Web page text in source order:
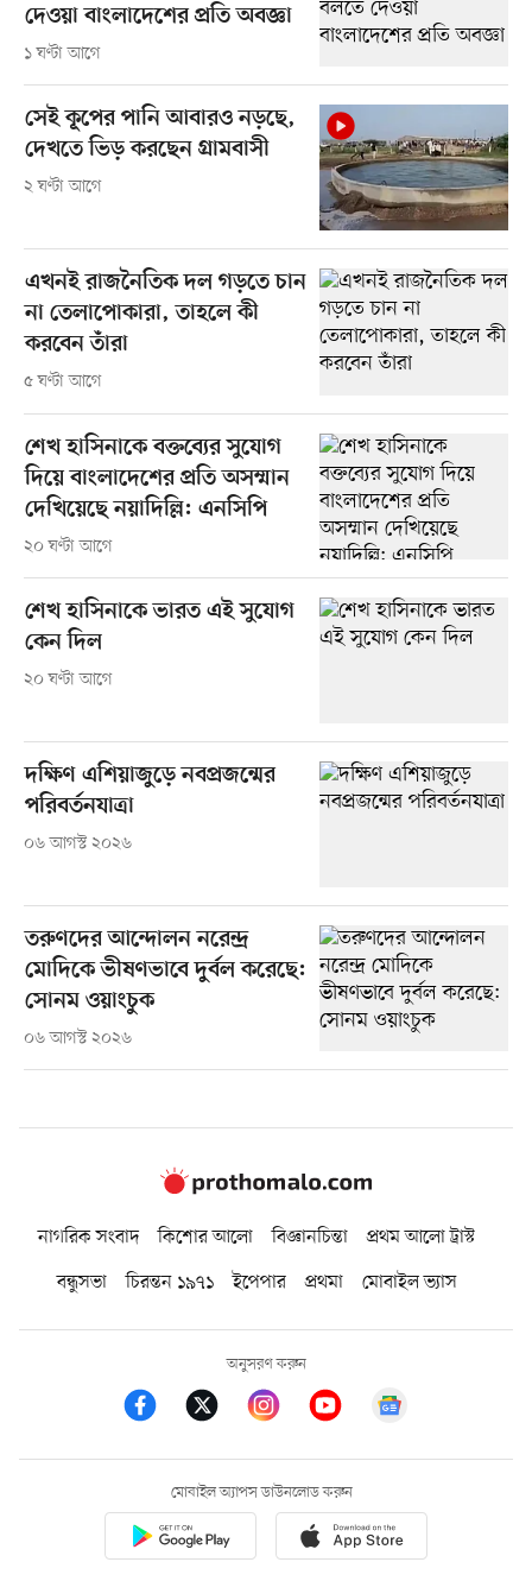
দেওয়া বাংলাদেশের প্রতি অবজ্ঞা
১ ঘণ্টা আগে
সেই কূপের পানি আবারও নড়ছে,
দেখতে ভিড় করছেন গ্রামবাসী
২ ঘণ্টা আগে
এখনই রাজনৈতিক দল গড়তে চান
না তেলাপোকারা, তাহলে কী
করবেন তাঁরা
৫ ঘণ্টা আগে
শেখ হাসিনাকে বক্তব্যের সুযোগ
দিয়ে বাংলাদেশের প্রতি অসম্মান
দেখিয়েছে নয়াদিল্লি: এনসিপি
২০ ঘণ্টা আগে
শেখ হাসিনাকে ভারত এই সুযোগ
কেন দিল
২০ ঘণ্টা আগে
দক্ষিণ এশিয়াজুড়ে নবপ্রজন্মের
পরিবর্তনযাত্রা
০৬ আগস্ট ২০২৬
তরুণদের আন্দোলন নরেন্দ্র
মোদিকে ভীষণভাবে দুর্বল করেছে:
সোনম ওয়াংচুক
০৬ আগস্ট ২০২৬
নাগরিক সংবাদ কিশোর আলো বিজ্ঞানচিন্তা
প্রথম আলো ট্রাস্ট
বন্ধুসভা
চিরন্তন ১৯৭১ ইপেপার প্রথমা মোবাইল ভ্যাস
অনুসরণ করুন
মোবাইল অ্যাপস ডাউনলোড করুন